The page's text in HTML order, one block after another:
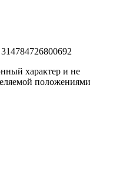
характер и не
положениями